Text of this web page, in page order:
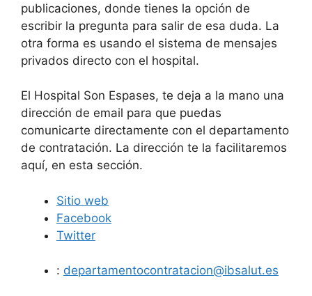
publicaciones, donde tienes la opción de
escribir la pregunta para salir de esa duda. La
otra forma es usando el sistema de mensajes
privados directo con el hospital.
El Hospital Son Espases, te deja a la mano una
dirección de email para que puedas
comunicarte directamente con el departamento
de contratación. La dirección te la facilitaremos
aquí, en esta sección.
Sitio web
Facebook
Twitter
: departamentocontratacion@ibsalut.es